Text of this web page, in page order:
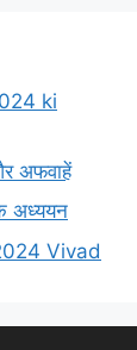
ki
अफवाहें
अध्ययन
Vivad